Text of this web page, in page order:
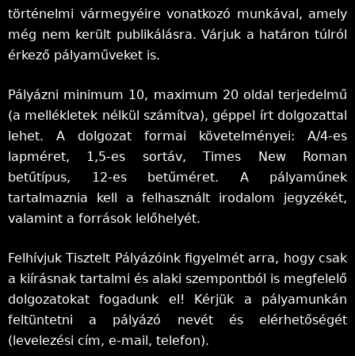
történelmi vármegyéire vonatkozó munkával, amely
még nem került publikálásra. Várjuk a határon túlról
érkező pályaműveket is.
Pályázni minimum 10, maximum 20 oldal terjedelmű
(a mellékletek nélkül számítva), géppel írt dolgozattal
lehet. A dolgozat formai követelményei: A/4-es
lapméret, 1,5-es sortáv, Times New Roman
betűtípus, 12-es betűméret. A pályaműnek
tartalmaznia kell a felhasznált irodalom jegyzékét,
valamint a források lelőhelyét.
Felhívjuk Tisztelt Pályázóink figyelmét arra, hogy csak
a kiírásnak tartalmi és alaki szempontból is megfelelő
dolgozatokat fogadunk el! Kérjük a pályamunkán
feltüntetni a pályázó nevét és elérhetőségét
(levelezési cím, e-mail, telefon).